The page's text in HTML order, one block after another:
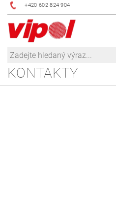
+420 602 824 904
KONTAKTY